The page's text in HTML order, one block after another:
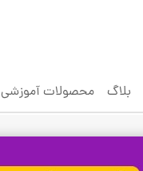
بلاگ محصولات آموزشی